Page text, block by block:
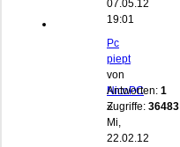
07.05.12
19:01
Pc
piept
von
NicoPC
»
Mi,
22.02.12
Antworten: 1
Zugriffe: 36483